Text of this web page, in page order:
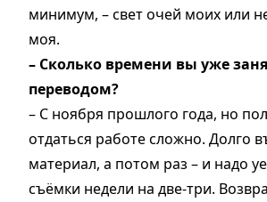
минимум, – свет очей моих или
моя.
– Сколько времени вы уже
переводом?
– С ноября прошлого года, но
отдаться работе сложно. Долго
материал, а потом раз – и надо
съёмки недели на две-три.